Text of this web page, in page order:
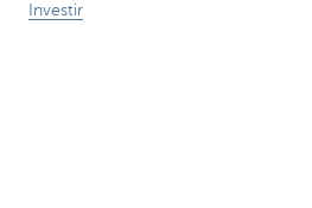
Investir